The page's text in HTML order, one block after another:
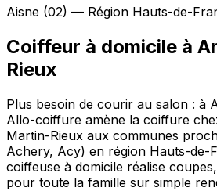
Aisne (02) — Région Hauts-de-
Coiffeur à domicile à
Rieux
Plus besoin de courir au salon : à
Allo-coiffure amène la coiffure
Martin-Rieux aux communes
Achery, Acy) en région Hauts-de-
coiffeuse à domicile réalise
pour toute la famille sur simple